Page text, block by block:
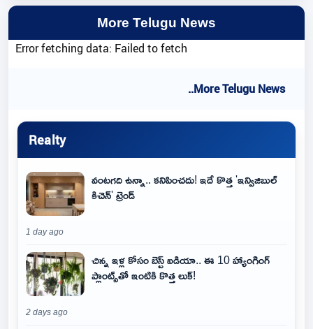
More Telugu News
Error fetching data: Failed to fetch
..More Telugu News
Realty
వంటగది ఉన్నా.. కనిపించదు! ఇదే కొత్త 'ఇన్విజిబుల్
కిచెన్' ట్రెండ్
1 day ago
చిన్న ఇళ్ల కోసం బెస్ట్ ఐడియా.. ఈ 10 హ్యాంగింగ్
ప్లాంట్స్‌తో ఇంటికి కొత్త లుక్!
2 days ago